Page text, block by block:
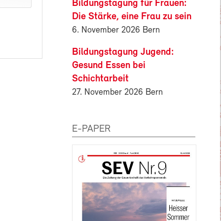
Bildungstagung für Frauen:
Die Stärke, eine Frau zu sein
6. November 2026 Bern
Bildungstagung Jugend:
Gesund Essen bei
Schichtarbeit
27. November 2026 Bern
E-PAPER